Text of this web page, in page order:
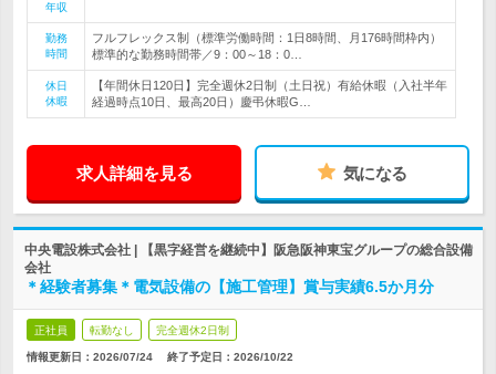
年収
勤務
時間
フルフレックス制（標準労働時間：1日8時間、月176時間枠内）
標準的な勤務時間帯／9：00～18：0…
休日
休暇
【年間休日120日】完全週休2日制（土日祝）有給休暇（入社半年
経過時点10日、最高20日）慶弔休暇G…
求人詳細を見る 気になる
中央電設株式会社 | 【黒字経営を継続中】阪急阪神東宝グループの総合設備
会社
＊経験者募集＊電気設備の【施工管理】賞与実績6.5か月分
正社員 転勤なし 完全週休2日制
情報更新日：2026/07/24 終了予定日： 2026/10/22